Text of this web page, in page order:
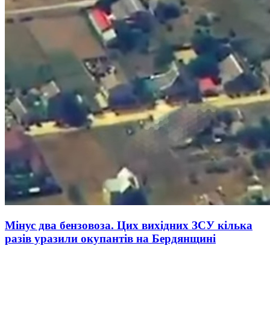
Мінус два бензовоза. Цих вихідних ЗСУ кілька
разів уразили окупантів на Бердянщині